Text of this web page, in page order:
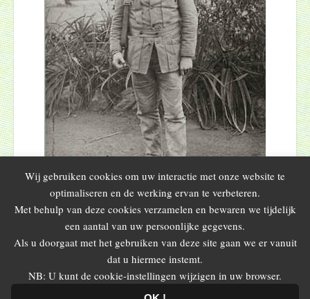
Reakties gesloten
Blader
← 5 oktober 2025 – lezing door Prof.
14 december 2025 – lezing door
Hugo Notteboom →
Wij gebruiken cookies om uw interactie met onze website te
optimaliseren en de werking ervan te verbeteren.
Met behulp van deze cookies verzamelen en bewaren we tijdelijk
een aantal van uw persoonlijke gegevens.
Als u doorgaat met het gebruiken van deze site gaan we er vanuit
dat u hiermee instemt.
NB: U kunt de cookie-instellingen wijzigen in uw browser.